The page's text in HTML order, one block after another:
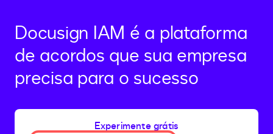
Docusign IAM é a plataforma
de acordos que sua empresa
precisa para o sucesso
Experimente grátis